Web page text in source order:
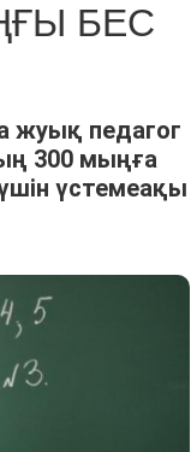
БЕС
жуық педагог
300 мыңға
үстемеақы